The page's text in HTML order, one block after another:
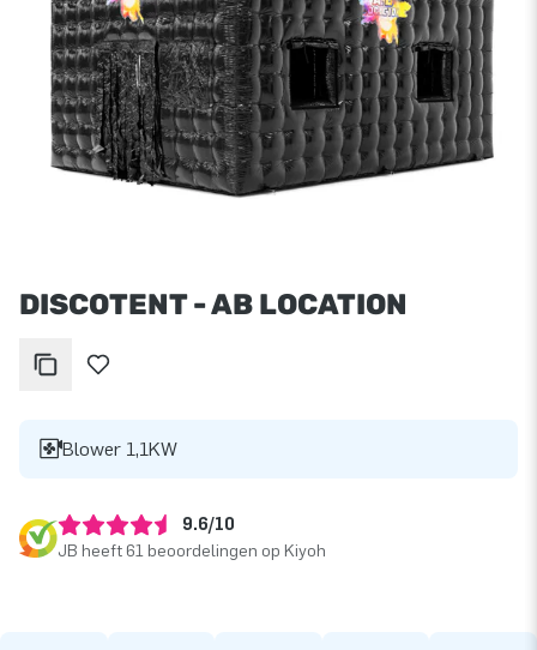
DISCOTENT - AB LOCATION
Blower 1,1KW
9.6/10
JB heeft 61 beoordelingen op Kiyoh